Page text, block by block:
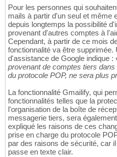
Pour les personnes qui
mails à partir d'un seul et même
depuis longtemps la possibilité
provenant d'autres comptes à
Cependant, à partir de ce mois
fonctionnalité va être supprimée.
d'assistance de Google indique :
provenant de comptes tiers
du protocole POP, ne sera plus
La fonctionnalité Gmailify, qui
fonctionnalités telles que la
l'organisation de la boîte de
messagerie tiers, sera
expliqué les raisons de ces
prise en charge du protocole
par des raisons de sécurité, car
passe en texte clair.